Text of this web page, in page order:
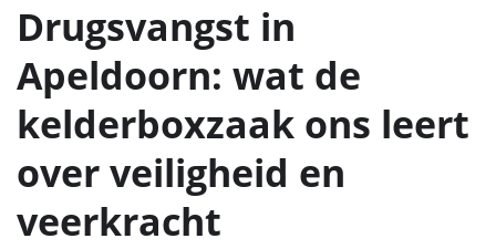
Drugsvangst in
Apeldoorn: wat de
kelderboxzaak ons leert
over veiligheid en
veerkracht